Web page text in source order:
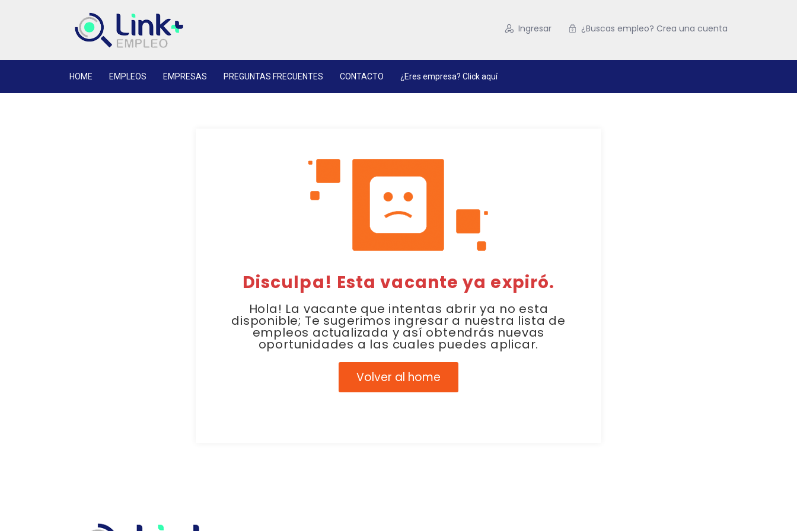
Ingresar ¿Buscas empleo? Crea una cuenta
HOME EMPLEOS EMPRESAS PREGUNTAS FRECUENTES CONTACTO ¿Eres empresa? Click aquí
Disculpa! Esta vacante ya expiró.
Hola! La vacante que intentas abrir ya no esta
disponible; Te sugerimos ingresar a nuestra lista de
empleos actualizada y así obtendrás nuevas
oportunidades a las cuales puedes aplicar.
Volver al home